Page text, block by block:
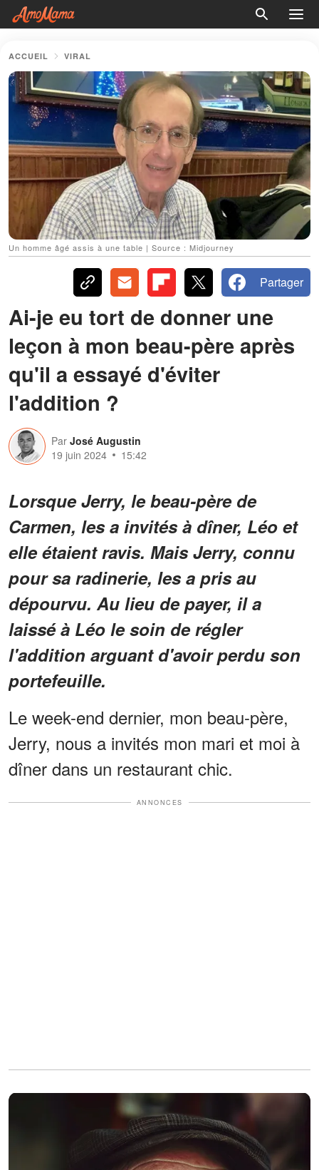
ACCUEIL VIRAL
Un homme âgé assis à une table | Source : Midjourney
Partager
Ai-je eu tort de donner une
leçon à mon beau-père après
qu'il a essayé d'éviter
l'addition ?
Par José Augustin
19 juin 2024
15:42
Lorsque Jerry, le beau-père de
Carmen, les a invités à dîner, Léo et
elle étaient ravis. Mais Jerry, connu
pour sa radinerie, les a pris au
dépourvu. Au lieu de payer, il a
laissé à Léo le soin de régler
l'addition arguant d'avoir perdu son
portefeuille.
Le week-end dernier, mon beau-père,
Jerry, nous a invités mon mari et moi à
dîner dans un restaurant chic.
ANNONCES